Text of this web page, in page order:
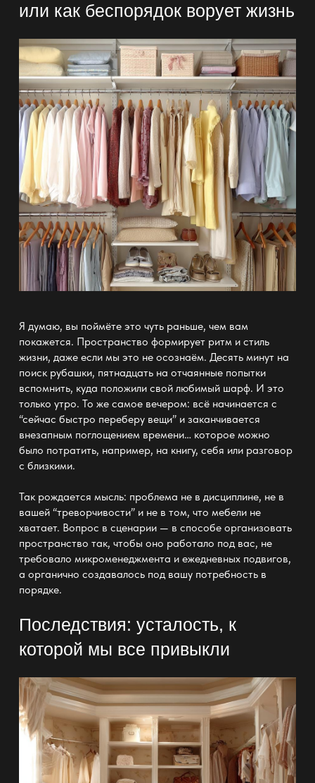
или как беспорядок ворует жизнь
Я думаю, вы поймёте это чуть раньше, чем вам
покажется. Пространство формирует ритм и стиль
жизни, даже если мы это не осознаём. Десять минут на
поиск рубашки, пятнадцать на отчаянные попытки
вспомнить, куда положили свой любимый шарф. И это
только утро. То же самое вечером: всё начинается с
“сейчас быстро переберу вещи” и заканчивается
внезапным поглощением времени… которое можно
было потратить, например, на книгу, себя или разговор
с близкими.
Так рождается мысль: проблема не в дисциплине, не в
вашей “треворчивости” и не в том, что мебелине
хватает. Вопрос в сценарии — в способе организовать
пространство так, чтобы оно работало под вас, не
требовало микроменеджмента и ежедневных подвигов,
а органично создавалось под вашу потребность в
порядке.
Последствия: усталость, к
которой мы все привыкли